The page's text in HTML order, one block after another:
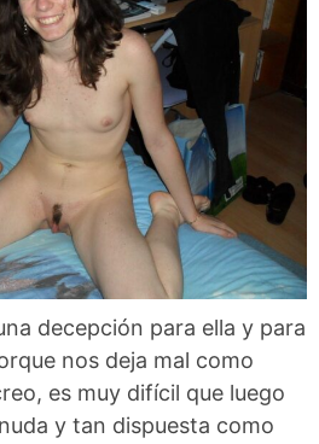
decepción para ella y para
nos deja mal como
es muy difícil que luego
y tan dispuesta como